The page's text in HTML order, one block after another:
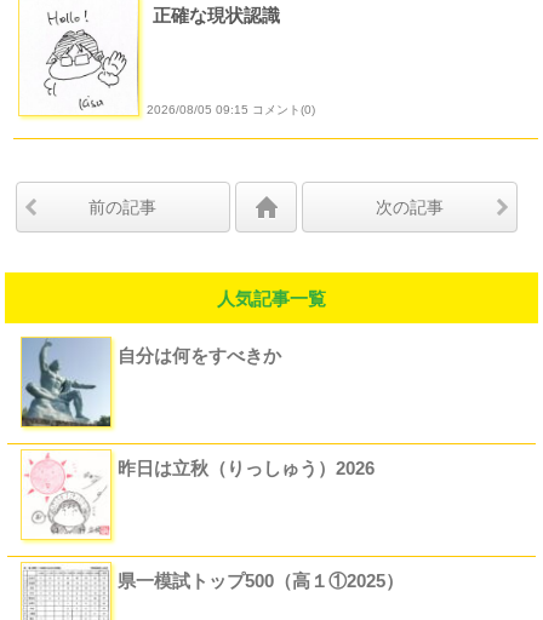
正確な現状認識
2026/08/05 09:15 コメント(0)
前の記事 次の記事
人気記事一覧
自分は何をすべきか
昨日は立秋（りっしゅう）2026
県一模試トップ500（高１①2025）